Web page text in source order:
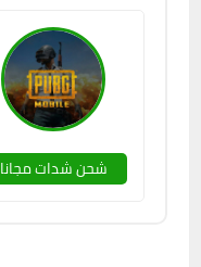
شحن شدات مجانا